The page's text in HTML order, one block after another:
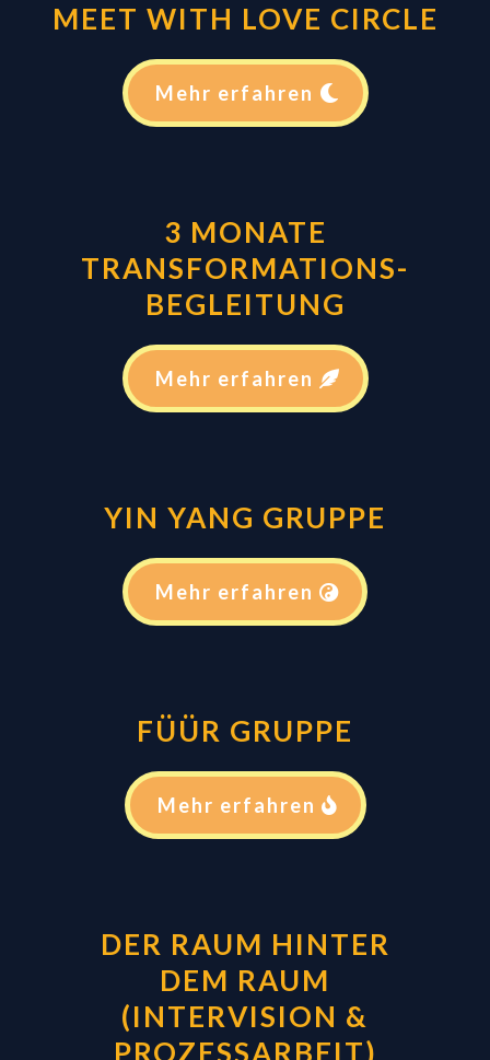
MEET WITH LOVE CIRCLE
Mehr erfahren
3 MONATE
TRANSFORMATIONS-
BEGLEITUNG
Mehr erfahren
YIN YANG GRUPPE
Mehr erfahren
FÜÜR GRUPPE
Mehr erfahren
DER RAUM HINTER
DEM RAUM
(INTERVISION &
PROZESSARBEIT)